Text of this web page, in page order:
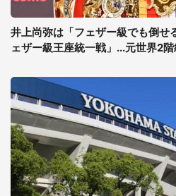
井上尚弥は「フェザー級でも倒せ
ェザー級王座統一戦」...元世界2